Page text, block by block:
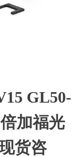
GL50-
加福光
货咨